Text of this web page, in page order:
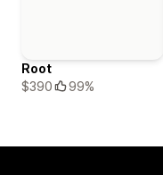
Root
$390
99%